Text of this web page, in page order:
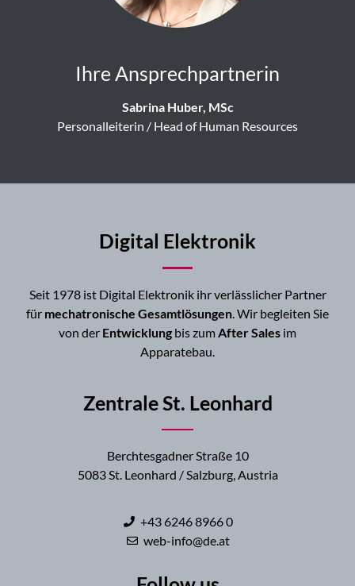
Ihre Ansprechpartnerin
Sabrina Huber, MSc
Personalleiterin / Head of Human Resources
Digital Elektronik
Seit 1978 ist Digital Elektronik ihr verlässlicher Partner
für mechatronische Gesamtlösungen . Wir begleiten Sie
von der Entwicklung bis zum After Sales im
Apparatebau.
Zentrale St. Leonhard
Berchtesgadner Straße 10
5083 St. Leonhard / Salzburg, Austria
+43 6246 8966 0
web-info@de.at